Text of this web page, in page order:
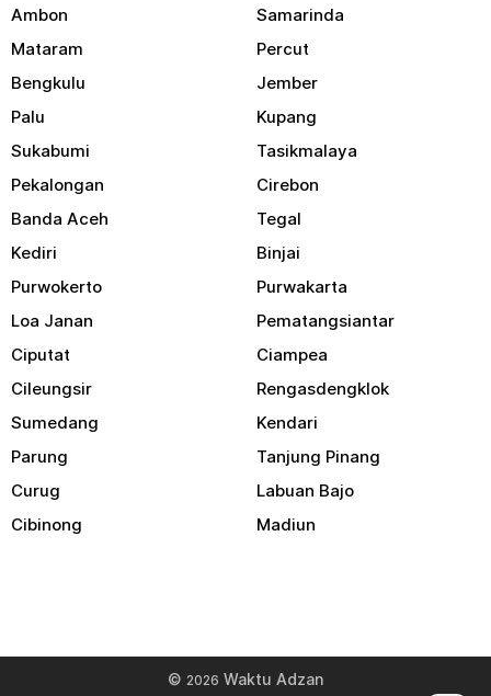
Ambon
Samarinda
Mataram
Percut
Bengkulu
Jember
Palu
Kupang
Sukabumi
Tasikmalaya
Pekalongan
Cirebon
Banda Aceh
Tegal
Kediri
Binjai
Purwokerto
Purwakarta
Loa Janan
Pematangsiantar
Ciputat
Ciampea
Cileungsir
Rengasdengklok
Sumedang
Kendari
Parung
Tanjung Pinang
Curug
Labuan Bajo
Cibinong
Madiun
© 2026 Waktu Adzan